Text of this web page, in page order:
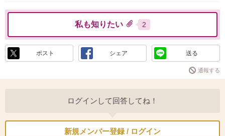
私も知りたい 2
ポスト シェア 送る
通報する
ログインして回答してね！
新規メンバー登録 / ログイン